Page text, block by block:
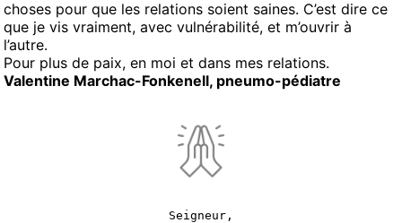
choses pour que les relations soient saines. C’est dire ce
que je vis vraiment, avec vulnérabilité, et m’ouvrir à
l’autre.
Pour plus de paix, en moi et dans mes relations.
Valentine Marchac-Fonkenell, pneumo-pédiatre
Seigneur,